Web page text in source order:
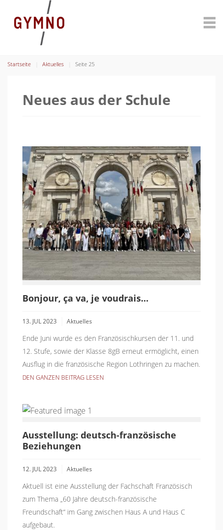
Startseite Aktuelles Seite 25
Neues aus der Schule
Bonjour, ça va, je voudrais…
13. JUL 2023 Aktuelles
Ende Juni wurde es den Französischkursen der 11. und
12. Stufe, sowie der Klasse 8gB erneut ermöglicht, einen
Ausflug in die französische Region Lothringen zu machen.
DEN GANZEN BEITRAG LESEN
Ausstellung: deutsch-französische
Beziehungen
12. JUL 2023 Aktuelles
Aktuell ist eine Ausstellung der Fachschaft Französisch
zum Thema „60 Jahre deutsch-französische
Freundschaft“ im Gang zwischen Haus A und Haus C
aufgebaut.